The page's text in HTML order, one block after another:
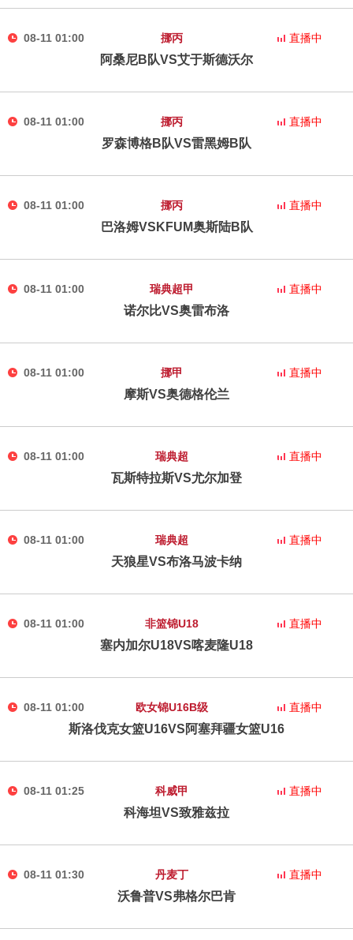
08-11 01:00 挪丙
阿桑尼B队VS艾于斯德沃尔
直播中
08-11 01:00 挪丙
罗森博格B队VS雷黑姆B队
直播中
08-11 01:00 挪丙
巴洛姆VSKFUM奥斯陆B队
直播中
08-11 01:00 瑞典超甲
诺尔比VS奥雷布洛
直播中
08-11 01:00 挪甲
摩斯VS奥德格伦兰
直播中
08-11 01:00 瑞典超
瓦斯特拉斯VS尤尔加登
直播中
08-11 01:00 瑞典超
天狼星VS布洛马波卡纳
直播中
08-11 01:00 非篮锦U18
塞内加尔U18VS喀麦隆U18
直播中
08-11 01:00 欧女锦U16B级
斯洛伐克女篮U16VS阿塞拜疆女篮U16
直播中
08-11 01:25 科威甲
科海坦VS致雅兹拉
直播中
08-11 01:30 丹麦丁
沃鲁普VS弗格尔巴肯
直播中